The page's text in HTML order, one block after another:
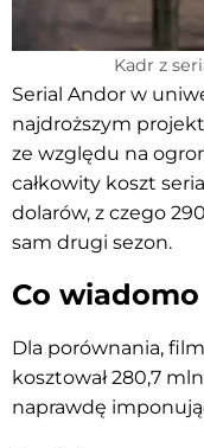
Kadr z
Serial Andor w
najdroższym
ze względu na
całkowity koszt
dolarów, z czego
sam drugi sezon.
Co wiadomo
Dla porównania,
kosztował 280,7
naprawdę